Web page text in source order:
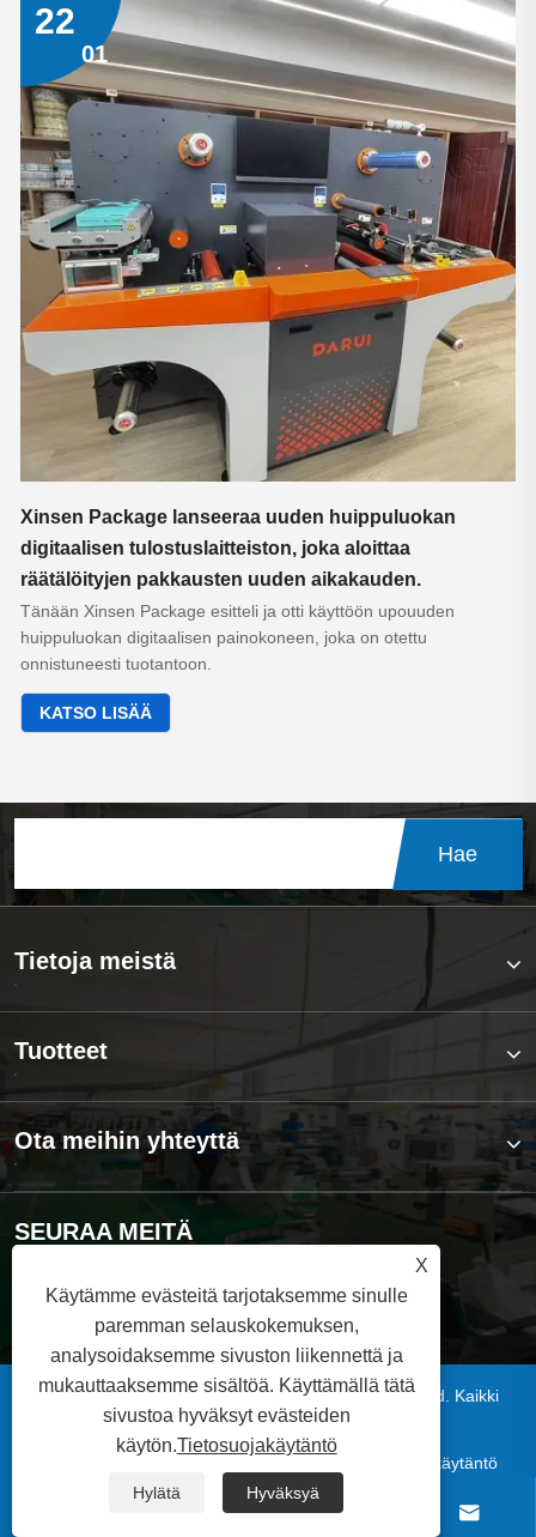
22
01
Xinsen Package lanseeraa uuden huippuluokan
digitaalisen tulostuslaitteiston, joka aloittaa
räätälöityjen pakkausten uuden aikakauden.
Tänään Xinsen Package esitteli ja otti käyttöön upouuden
huippuluokan digitaalisen painokoneen, joka on otettu
onnistuneesti tuotantoon.
KATSO LISÄÄ
Hae
Tietoja meistä
Tuotteet
Ota meihin yhteyttä
SEURAA MEITÄ
Copyright © 2025 Qingdao Xinsen Packaging Co., Ltd. Kaikki
oikeudet pidätetään.
Tietosuojakäytäntö
 
X
Käytämme evästeitä tarjotaksemme sinulle
paremman selauskokemuksen,
analysoidaksemme sivuston liikennettä ja
mukauttaaksemme sisältöä. Käyttämällä tätä
sivustoa hyväksyt evästeiden
käytön.Tietosuojakäytäntö
Hylätä Hyväksyä